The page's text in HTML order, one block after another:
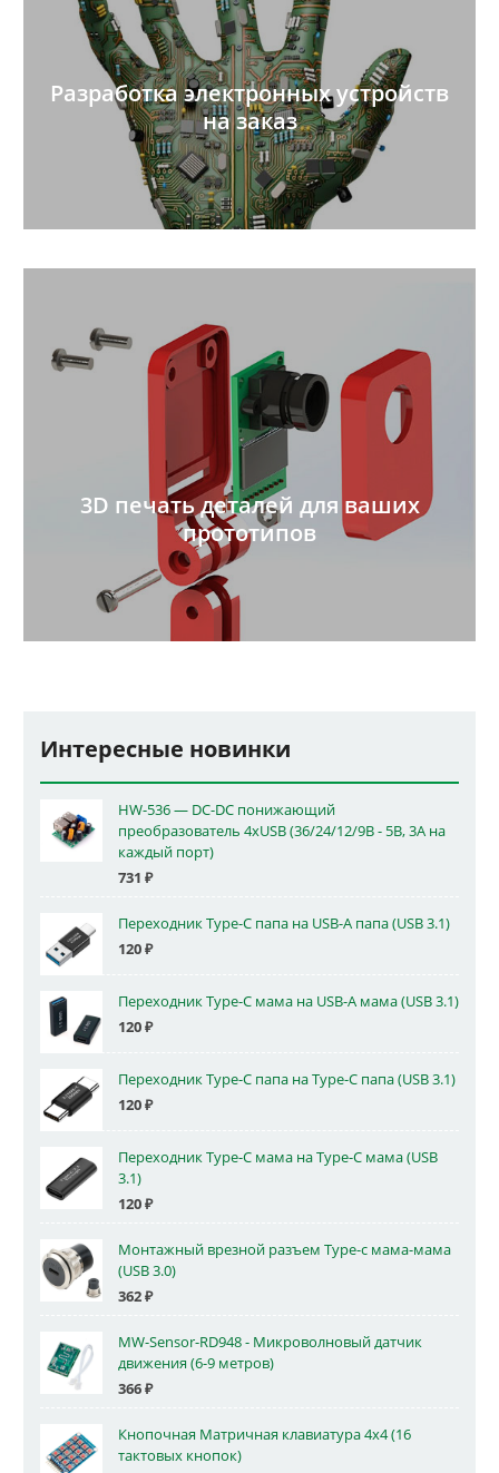
Разработка электронных устройств
на заказ
3D печать деталей для ваших
прототипов
Интересные новинки
HW-536 — DC-DC понижающий
преобразователь 4xUSB (36/24/12/9В - 5В, 3А на
каждый порт)
731 ₽
Переходник Type-C папа на USB-A папа (USB 3.1)
120₽
Переходник Type-C мама на USB-A мама (USB 3.1)
120₽
Переходник Type-C папа на Type-C папа (USB 3.1)
120₽
Переходник Type-C мама на Type-C мама (USB
3.1)
120₽
Монтажный врезной разъем Type-c мама-мама
(USB 3.0)
362₽
MW-Sensor-RD948 - Микроволновый датчик
движения (6-9 метров)
366₽
Кнопочная Матричная клавиатура 4x4 (16
тактовых кнопок)